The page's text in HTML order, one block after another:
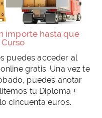
importe hasta que
puedes acceder al
gratis. Una vez te
puedes anotar
tu Diploma +
cincuenta euros.